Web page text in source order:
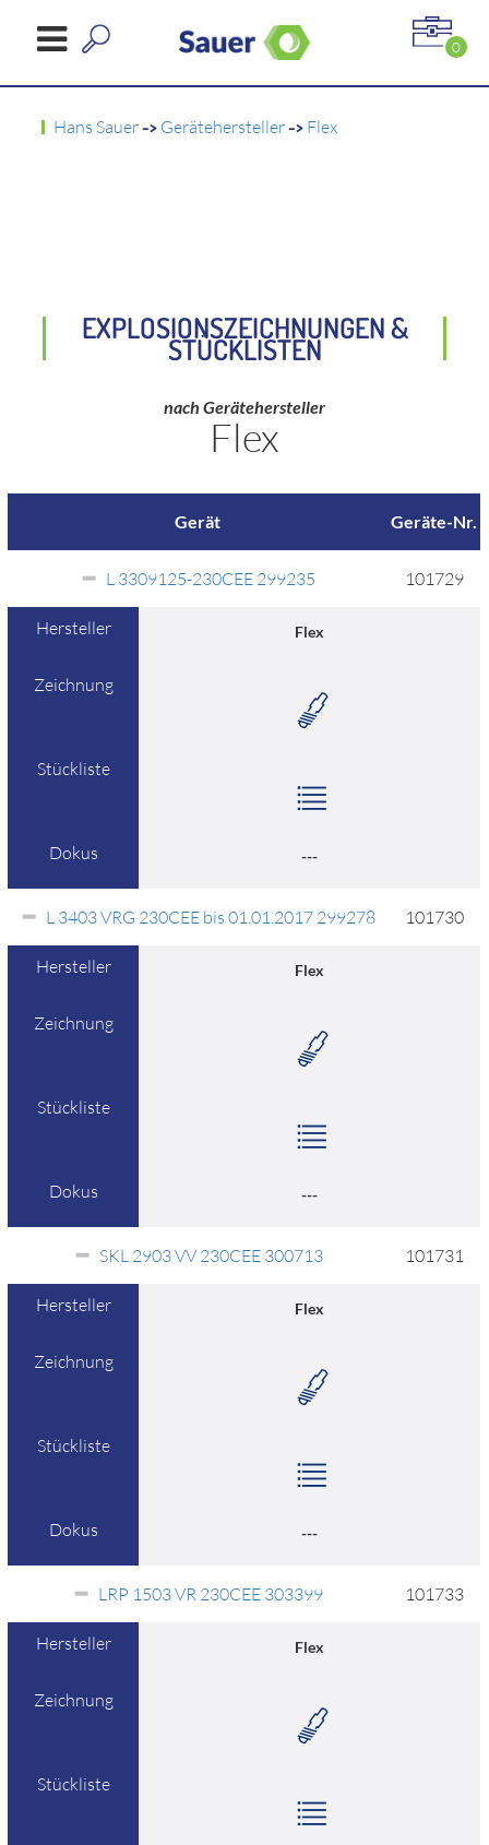
0
Hans Sauer-> Gerätehersteller-> Flex
EXPLOSIONSZEICHNUNGEN &
STÜCKLISTEN
nach Gerätehersteller
Flex
Gerät Geräte-Nr.
L 3309125-230CEE 299235 101729
Hersteller Flex
Zeichnung
Stückliste
Dokus ---
L 3403 VRG 230CEE bis 01.01.2017 299278 101730
Hersteller Flex
Zeichnung
Stückliste
Dokus ---
SKL 2903 VV 230CEE 300713 101731
Hersteller Flex
Zeichnung
Stückliste
Dokus ---
LRP 1503 VR 230CEE 303399 101733
Hersteller Flex
Zeichnung
Stückliste